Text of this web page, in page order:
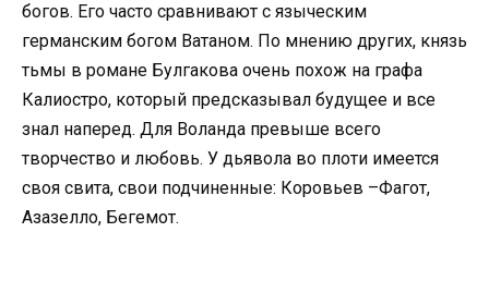
богов. Его часто сравнивают с языческим
германским богом Ватаном. По мнению других, князь
тьмы в романе Булгакова очень похож на графа
Калиостро, который предсказывал будущее и все
знал наперед. Для Воланда превыше всего
творчество и любовь. У дьявола во плоти имеется
своя свита, свои подчиненные: Коровьев –Фагот,
Азазелло, Бегемот.